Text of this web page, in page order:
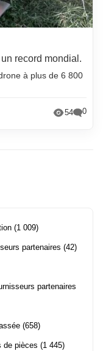
record mondial.
à plus de 6 800
54 0
(1 009)
partenaires (42)
partenaires
(658)
de pièces (1 445)